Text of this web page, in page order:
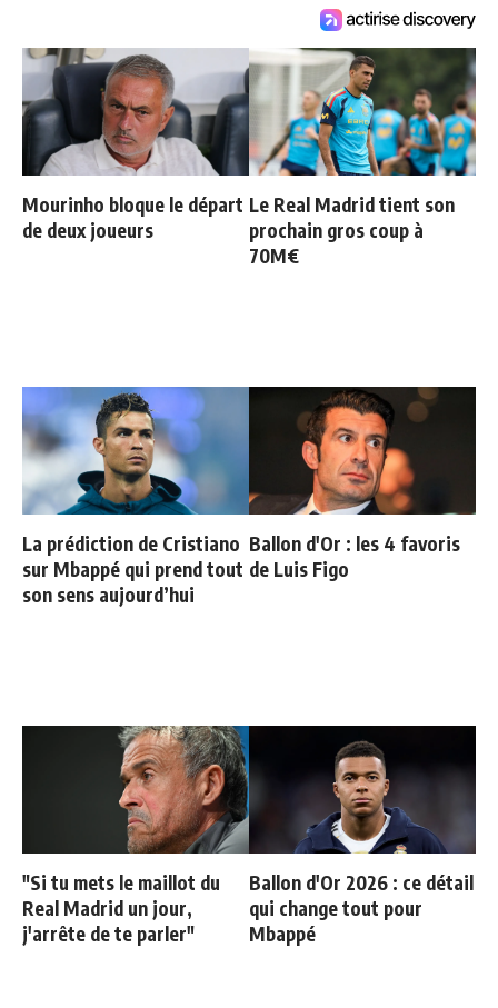
Mourinho bloque le départ
de deux joueurs
Le Real Madrid tient son
prochain gros coup à
70M€
La prédiction de Cristiano
sur Mbappé qui prend tout
son sens aujourd’hui
Ballon d'Or : les 4 favoris
de Luis Figo
"Si tu mets le maillot du
Real Madrid un jour,
j'arrête de te parler"
Ballon d'Or 2026 : ce détail
qui change tout pour
Mbappé